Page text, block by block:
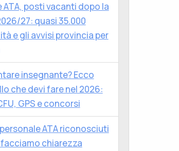
ATA, posti vacanti dopo la
27: quasi 35.000
e gli avvisi provincia per
insegnante? Ecco
che devi fare nel 2026:
GPS e concorsi
ATA riconosciuti
facciamo chiarezza